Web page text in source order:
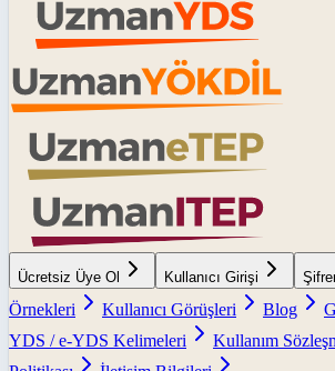
Ücretsiz Üye Ol Kullanıcı Girişi
Örnekleri
Kullanıcı Görüşleri Blog
YDS / e-YDS Kelimeleri
Kullanım